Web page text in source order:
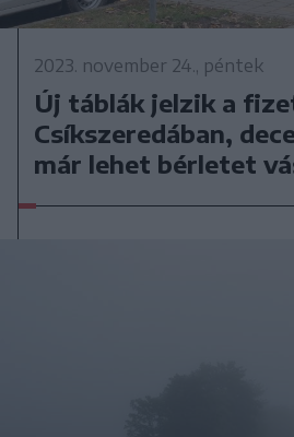
2023. november 24., péntek
Új táblák jelzik a
Csíkszeredában,
már lehet bérletet